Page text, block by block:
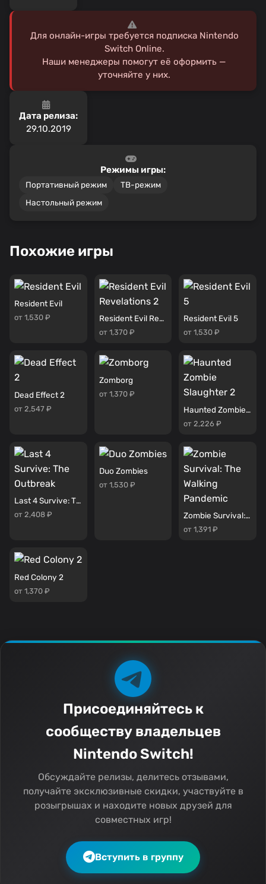
Для онлайн-игры требуется подписка Nintendo
Switch Online.
Наши менеджеры помогут её оформить —
уточняйте у них.
Дата релиза:
29.10.2019
Режимы игры:
Портативный режим
ТВ-режим
Настольный режим
Похожие игры
Resident Evil
от 1,530 ₽ Resident Evil Revelations 2
от 1,370 ₽
Resident Evil 5
от 1,530 ₽
Dead Effect 2
от 2,547 ₽
Zomborg
от 1,370 ₽
Haunted Zombie Slaughter 2
от 2,226 ₽
Last 4 Survive: The Outbreak
от 2,408 ₽
Duo Zombies
от 1,530 ₽
Zombie Survival: The Walking Pandemic
от 1,391 ₽
Red Colony 2
от 1,370 ₽
Присоединяйтесь к
сообществу владельцев
Nintendo Switch!
Обсуждайте релизы, делитесь отзывами,
получайте эксклюзивные скидки, участвуйте в
розыгрышах и находите новых друзей для
совместных игр!
Вступить в группу